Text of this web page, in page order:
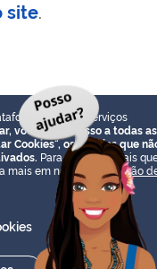
site.
e prover serviços
você terá acesso a todas as
Cookies", os cookies que
Para escolher quais
mais em nossa
Declaração